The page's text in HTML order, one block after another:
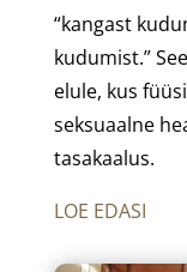
“kangast
kudumist.”
elule, kus
seksuaalne
tasakaalus.
LOE EDASI